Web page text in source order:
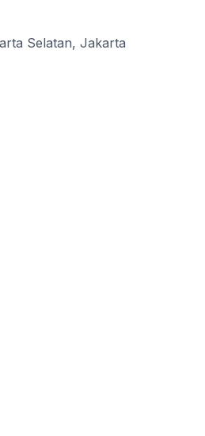
Selatan, Jakarta